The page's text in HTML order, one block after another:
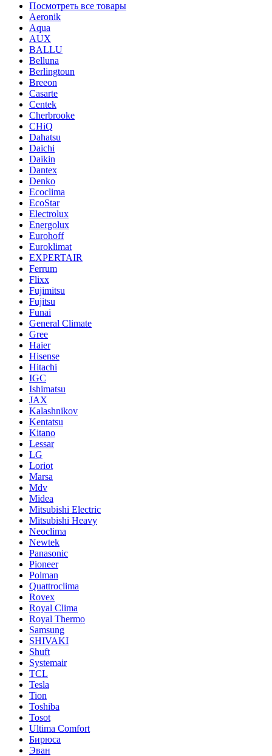
Посмотреть все товары
Aeronik
Aqua
AUX
BALLU
Belluna
Berlingtoun
Breeon
Casarte
Centek
Cherbrooke
CHiQ
Dahatsu
Daichi
Daikin
Dantex
Denko
Ecoclima
EcoStar
Electrolux
Energolux
Eurohoff
Euroklimat
EXPERTAIR
Ferrum
Flixx
Fujimitsu
Fujitsu
Funai
General Climate
Gree
Haier
Hisense
Hitachi
IGC
Ishimatsu
JAX
Kalashnikov
Kentatsu
Kitano
Lessar
LG
Loriot
Marsa
Mdv
Midea
Mitsubishi Electric
Mitsubishi Heavy
Neoclima
Newtek
Panasonic
Pioneer
Polman
Quattroclima
Rovex
Royal Clima
Royal Thermo
Samsung
SHIVAKI
Shuft
Systemair
TCL
Tesla
Tion
Toshiba
Tosot
Ultima Comfort
Бирюса
Эван